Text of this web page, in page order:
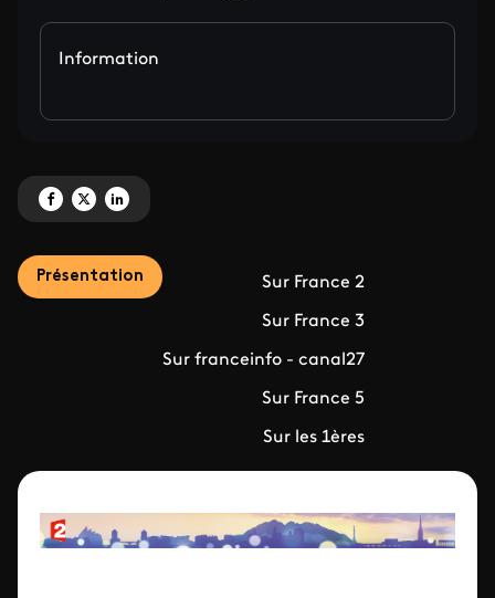
Information
Partagez 'Les émissions politiques<br>dans la campagne' sur Facebook
Partagez 'Les émissions politiques<br>dans la campagne' sur X
Partagez 'Les émissions politiques<br>dans la campagne' sur
Présentation Sur France 2
Sur France 3
Sur franceinfo - canal27
Sur France 5
Sur les 1ères